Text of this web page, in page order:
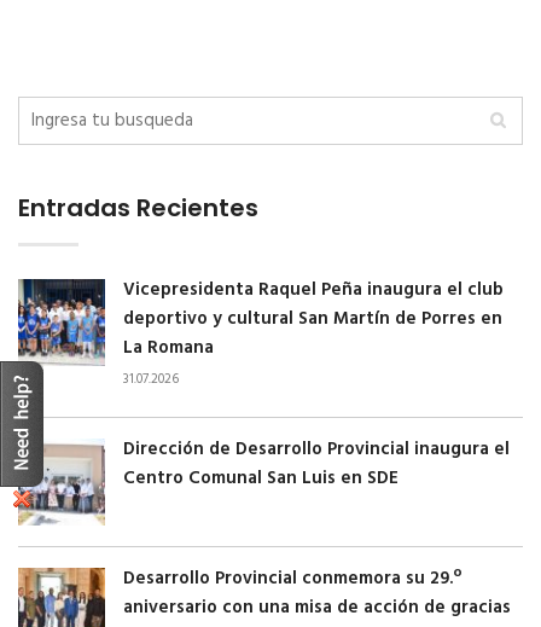
Entradas Recientes
Vicepresidenta Raquel Peña inaugura el club
deportivo y cultural San Martín de Porres en
La Romana
31.07.2026
Dirección de Desarrollo Provincial inaugura el
Centro Comunal San Luis en SDE
Desarrollo Provincial conmemora su 29.º
aniversario con una misa de acción de gracias